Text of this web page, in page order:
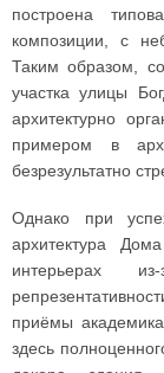
построена
композиции, с
Таким образом,
участка улицы
архитектурно
примером в
безрезультатно
Однако при
архитектура
интерьерах
приёмы
здесь